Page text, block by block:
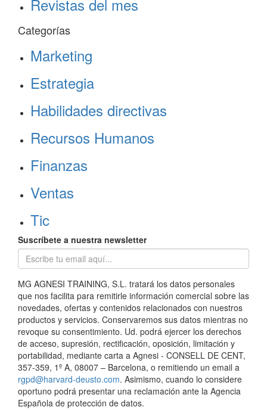
Revistas del mes
Categorías
Marketing
Estrategia
Habilidades directivas
Recursos Humanos
Finanzas
Ventas
Tic
Suscríbete a nuestra newsletter
MG AGNESI TRAINING, S.L. tratará los datos personales
que nos facilita para remitirle información comercial sobre las
novedades, ofertas y contenidos relacionados con nuestros
productos y servicios. Conservaremos sus datos mientras no
revoque su consentimiento. Ud. podrá ejercer los derechos
de acceso, supresión, rectificación, oposición, limitación y
portabilidad, mediante carta a Agnesi - CONSELL DE CENT,
357-359, 1º A, 08007 – Barcelona, o remitiendo un email a
rgpd@harvard-deusto.com. Asimismo, cuando lo considere
oportuno podrá presentar una reclamación ante la Agencia
Española de protección de datos.